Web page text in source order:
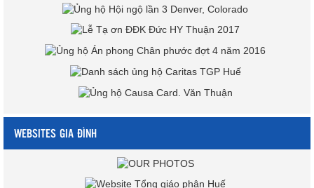
WEBSITES GIA ĐÌNH